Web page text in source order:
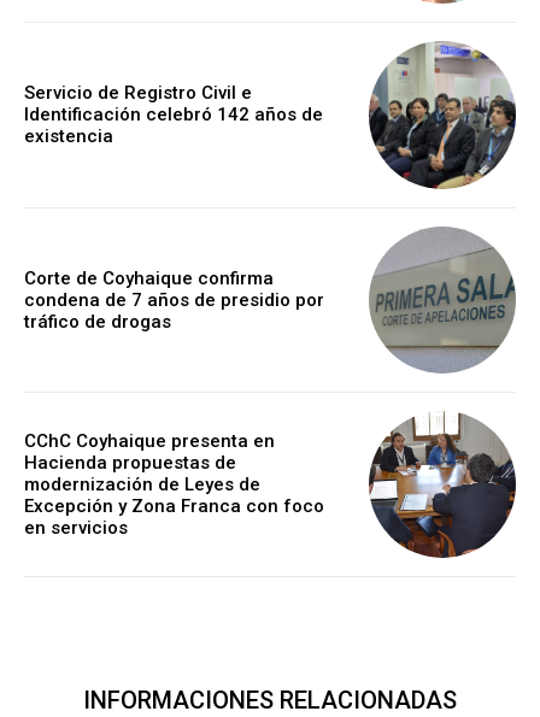
Servicio de Registro Civil e
Identificación celebró 142 años de
existencia
Corte de Coyhaique confirma
condena de 7 años de presidio por
tráfico de drogas
CChC Coyhaique presenta en
Hacienda propuestas de
modernización de Leyes de
Excepción y Zona Franca con foco
en servicios
INFORMACIONES RELACIONADAS